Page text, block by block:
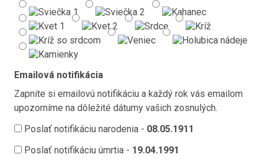
Emailová notifikácia
Zapnite si emailovú notifikáciu a každý rok vás emailom
upozorníme na dôležité dátumy vašich zosnulých.
Poslať notifikáciu narodenia - 08.05.1911
Poslať notifikáciu úmrtia - 19.04.1991